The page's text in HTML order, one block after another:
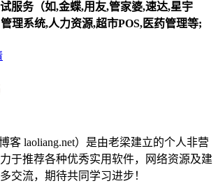
服务（如,金蝶,用友,管家婆,速达,星宇
理系统,人力资源,超市POS,医药管理等;
客 laoliang.net）是由老梁建立的个人非营
于推荐各种优秀实用软件，网络资源及建
交流，期待共同学习进步！